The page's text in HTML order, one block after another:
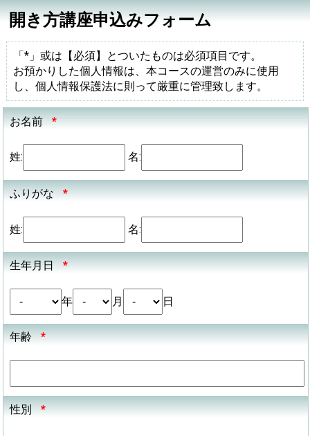
開き方講座申込みフォーム
「*」或は【必須】とついたものは必須項目です。
お預かりした個人情報は、本コースの運営のみに使用
し、個人情報保護法に則って厳重に管理致します。
お名前 *
姓: 名:
ふりがな *
姓: 名:
生年月日 *
年 月 日
年齢 *
性別 *